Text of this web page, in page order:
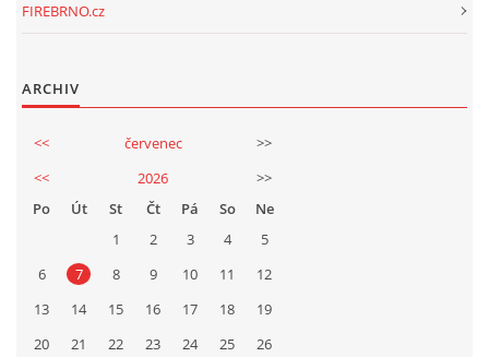
FIREBRNO.cz
ARCHIV
<< červenec
>>
<<
2026
>>
Po
Út St Čt Pá So
Ne
1
2 3 4
5
6
7 8 9 10 11
12
13
14 15 16 17 18
19
20
21 22 23 24 25 26